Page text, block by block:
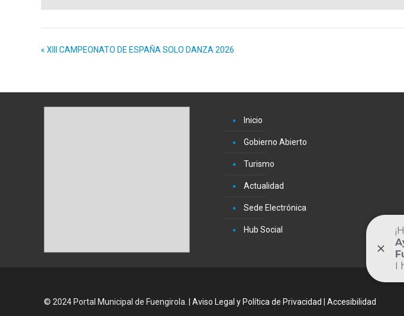
« XIII CAMPEONATO DE ESPAÑA SOLO DANZA 2026
Inicio
Gobierno Abierto
Turismo
Actualidad
Sede Electrónica
Hub Social
© 2024 Portal Municipal de Fuengirola. |Aviso Legal y Política de Privacidad |Accesibilidad